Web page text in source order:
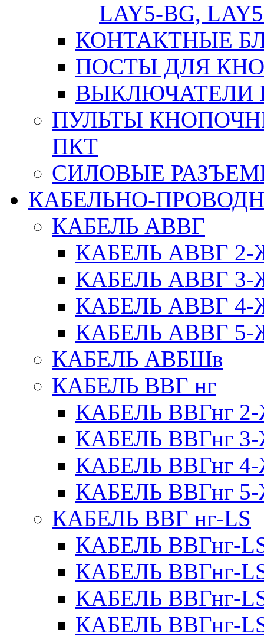
LAY5-BG,
КОНТАКТНЫЕ
ПОСТЫ ДЛЯ
ВЫКЛЮЧАТЕЛИ
ПУЛЬТЫ
ПКТ
СИЛОВЫЕ
КАБЕЛЬНО-
КАБЕЛЬ АВВГ
КАБЕЛЬ АВВГ
КАБЕЛЬ АВВГ
КАБЕЛЬ АВВГ
КАБЕЛЬ АВВГ
КАБЕЛЬ АВБШв
КАБЕЛЬ ВВГ нг
КАБЕЛЬ ВВГнг
КАБЕЛЬ ВВГнг
КАБЕЛЬ ВВГнг
КАБЕЛЬ ВВГнг
КАБЕЛЬ ВВГ нг-LS
КАБЕЛЬ ВВГнг-
КАБЕЛЬ ВВГнг-
КАБЕЛЬ ВВГнг-
КАБЕЛЬ ВВГнг-